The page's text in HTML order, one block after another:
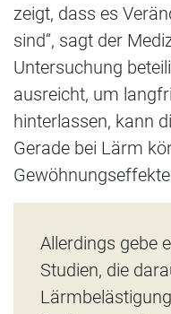
zeigt, dass es
sind“, sagt der
Untersuchung
ausreicht, um
hinterlassen, kann
Gerade bei Lärm
Allerdings gebe
Studien, die